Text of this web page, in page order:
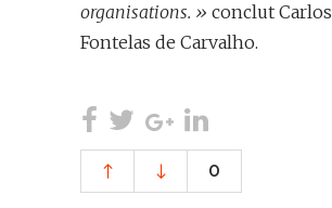
organisations. » conclut Carlos
Fontelas de Carvalho.
0